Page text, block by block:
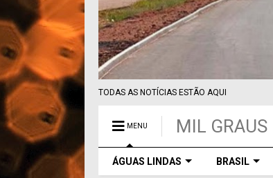
TODAS AS NOTÍCIAS ESTÃO AQUI
MENU MIL GRAUS
ÁGUAS LINDAS BRASIL